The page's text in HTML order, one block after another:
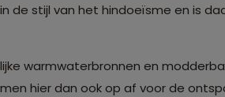
de stijl van het hindoeïsme en is
warmwaterbronnen en
hier dan ook op af voor de